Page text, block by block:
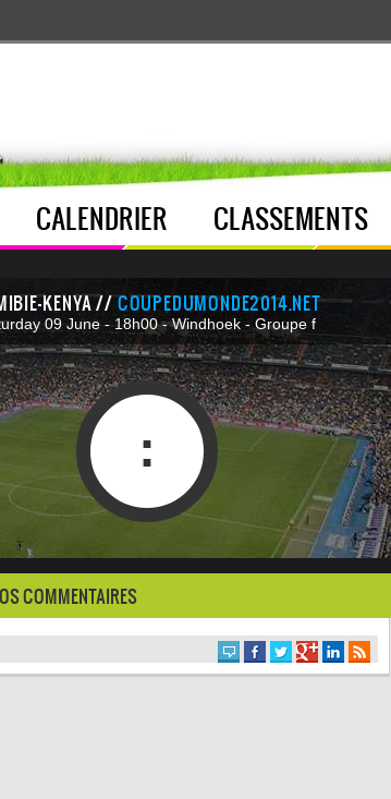
CALENDRIER CLASSEMENTS
KENYA //COUPEDUMONDE2014.NET
09 June - 18h00 - Windhoek - Groupe f
:
COMMENTAIRES